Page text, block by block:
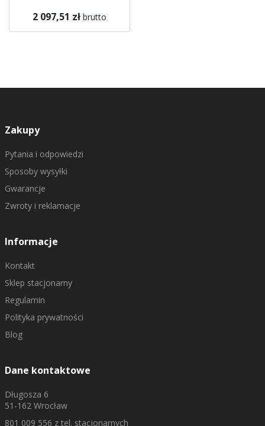
2 097,51 zł brutto
Zakupy
Pytania i odpowiedzi
Sposoby wysyłki
Gwarancje
Zwroty i reklamacje
Informacje
Kontakt
Sklep stacjonarny
Regulamin
Polityka prywatności
Blog
Dane kontaktowe
Długosza 6
51-162 Wrocław
801 009 556 z tel. stacjonarnych